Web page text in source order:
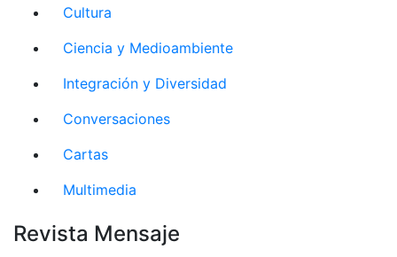
Cultura
Ciencia y Medioambiente
Integración y Diversidad
Conversaciones
Cartas
Multimedia
Revista Mensaje